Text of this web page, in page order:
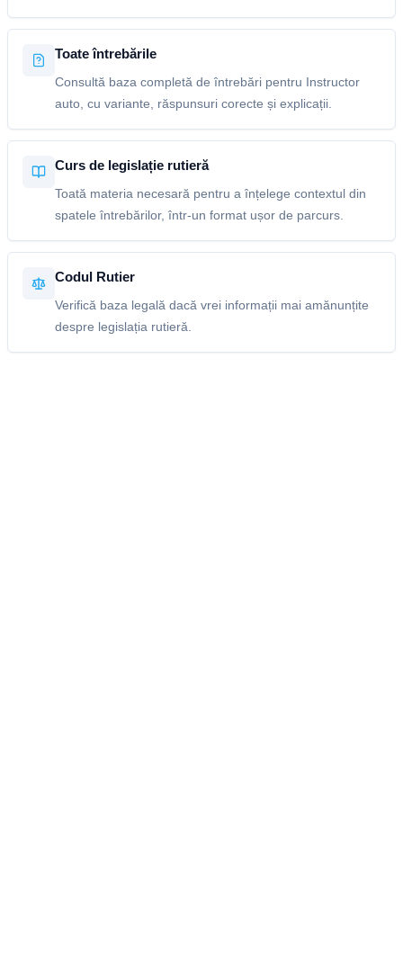
Toate întrebările
Consultă baza completă de întrebări pentru Instructor
auto, cu variante, răspunsuri corecte și explicații.
Curs de legislație rutieră
Toată materia necesară pentru a înțelege contextul din
spatele întrebărilor, într-un format ușor de parcurs.
Codul Rutier
Verifică baza legală dacă vrei informații mai amănunțite
despre legislația rutieră.